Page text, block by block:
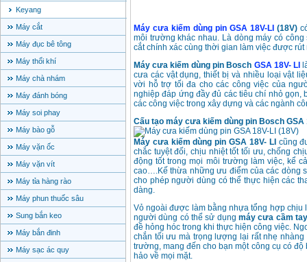
Keyang
Máy cắt
Máy đục bê tông
Máy thổi khí
Máy chà nhám
Máy đánh bóng
Máy soi phay
Máy bào gỗ
Máy vặn ốc
Máy vặn vít
Máy tỉa hàng rào
Máy phun thuốc sâu
Sung bắn keo
Máy bắn đinh
Máy sạc ác quy
Máy cưa kiếm dùng pin GSA 18V-LI(18V)
môi trường khác nhau. Là dòng máy có
cắt chính xác cùng thời gian làm việc được
Máy cưa kiếm dùng pin Bosch GSA 18V- LI
cưa các vật dụng, thiết bị và nhiều loại vật
vời hỗ trợ tối đa cho các công việc của
nghiệp đáp ứng đầy đủ các tiêu chí nhỏ
các công việc trong xây dựng và các ngành
Cấu tạo máy cưa kiếm dùng pin Bosch GSA
Máy cưa kiếm dùng pin GSA 18V- LI cũng
chắc tuyệt đối, chịu nhiệt tốt tối ưu, chống
động tốt trong mọi môi trường làm việc, kể
cao….Kế thừa những ưu điểm của các dòng
cho phép người dùng có thể thực hiện các
dàng.
Vỏ ngoài được làm bằng nhựa tổng hợp chịu
người dùng có thể sử dụngmáy cưa cầm
đề hỏng hóc trong khi thực hiện công việc.
chắn tối ưu mà trọng lượng lại rất nhẹ
trường, mang đến cho bạn một công cụ có
hảo về mọi mặt.